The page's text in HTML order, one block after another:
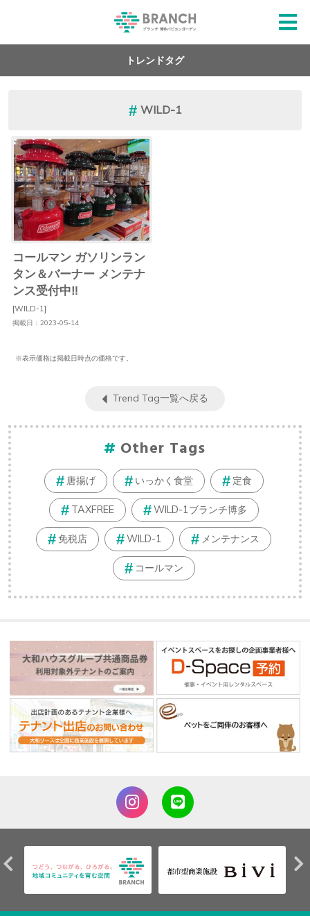
トレンドタグ
WILD-1
コールマン ガソリンラン
タン＆バーナー メンテナ
ンス受付中‼
[WILD-1]
掲載日：2023-05-14
※表示価格は掲載日時点の価格です。
Trend Tag一覧へ戻る
Other Tags
唐揚げ いっかく食堂 定食
TAXFREE WILD-1ブランチ博多
免税店 WILD-1 メンテナンス
コールマン